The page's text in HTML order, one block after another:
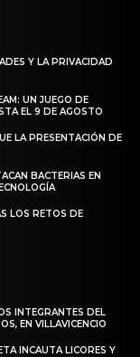
Y LA PRIVACIDAD
UN JUEGO DE
EL 9 DE AGOSTO
LA PRESENTACIÓN DE
BACTERIAS EN
LOS RETOS DE
INTEGRANTES DEL
EN VILLAVICENCIO
INCAUTA LICORES Y